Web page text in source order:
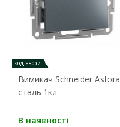
КОД: 85007
Вимикач Schneider Asfora
сталь 1кл
В наявності